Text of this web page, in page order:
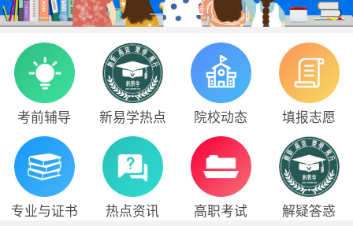
考前辅导 新易学热点 院校动态 填报志愿
专业与证书 热点资讯 高职考试 解疑答惑